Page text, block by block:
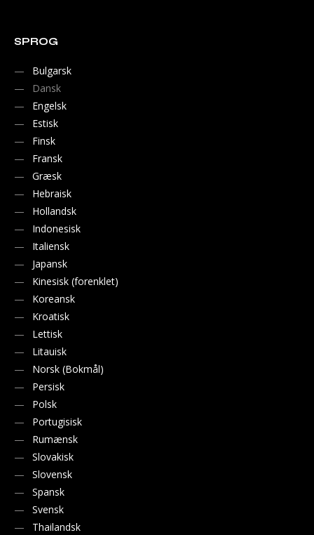
SPROG
Bulgarsk
Dansk
Engelsk
Estisk
Finsk
Fransk
Græsk
Hebraisk
Hollandsk
Indonesisk
Italiensk
Japansk
Kinesisk (forenklet)
Koreansk
Kroatisk
Lettisk
Litauisk
Norsk (Bokmål)
Persisk
Polsk
Portugisisk
Rumænsk
Slovakisk
Slovensk
Spansk
Svensk
Thailandsk